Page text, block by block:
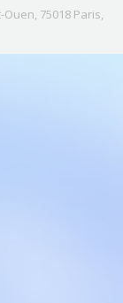
75018 Paris,